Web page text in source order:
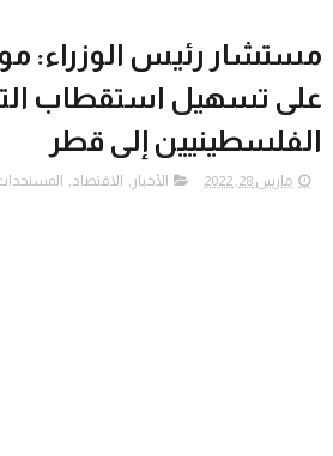
مستشار رئيس الوزراء:
على تسهيل استقطاب
الفلسطينيين إلى قطر
مارس 28, 2022 الأخبار , الاقتصاد,